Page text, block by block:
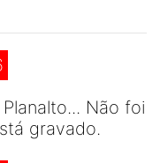
Não foi
gravado.